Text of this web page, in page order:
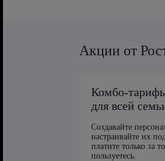
Акции от
Комбо-
для всей
Создавайте
настраивайте их
платите только за
пользуетесь.